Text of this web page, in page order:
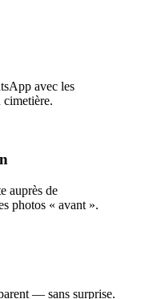
avec les
auprès de
photos « avant ».
— sans surprise.